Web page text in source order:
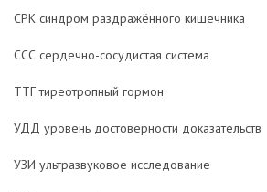
СРК синдром раздражённого кишечника
ССС сердечно-сосудистая система
ТТГ тиреотропный гормон
УДД уровень достоверности доказательств
УЗИ ультразвуковое исследование